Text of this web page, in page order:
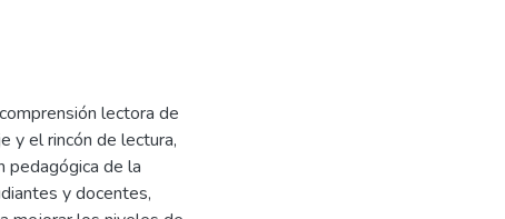
lectora de
y el rincón de lectura,
pedagógica de la
y docentes,